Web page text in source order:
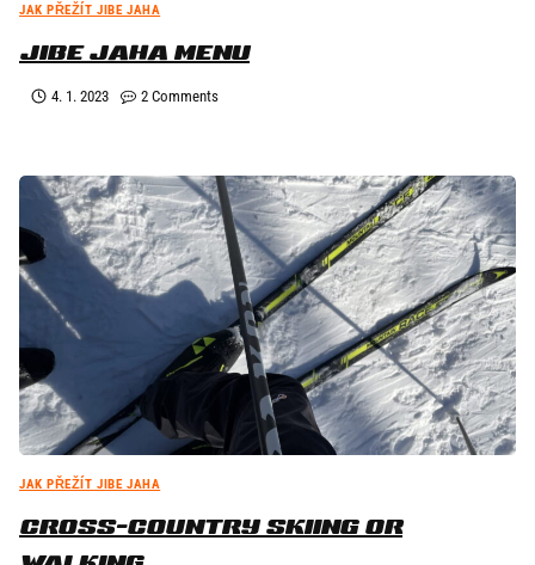
JAK PŘEŽÍT JIBE JAHA
JIBE JAHA MENU
4. 1. 2023 2 Comments
JAK PŘEŽÍT JIBE JAHA
CROSS-COUNTRY SKIING OR